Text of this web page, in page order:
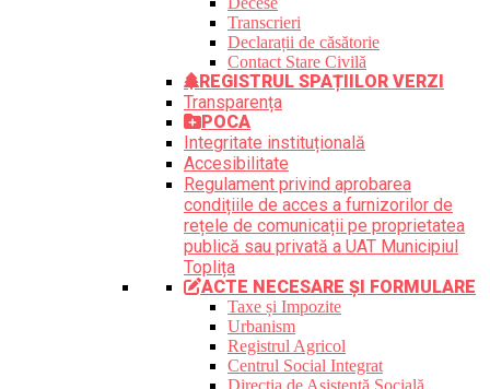
Transcrieri
Declarații de căsătorie
Contact Stare Civilă
REGISTRUL SPAȚIILOR VERZI
Transparența
POCA
Integritate instituțională
Accesibilitate
Regulament privind aprobarea
condițiile de acces a furnizorilor de
rețele de comunicații pe proprietatea
publică sau privată a UAT Municipiul
Toplița
ACTE NECESARE ȘI FORMULARE
Taxe și Impozite
Urbanism
Registrul Agricol
Centrul Social Integrat
Direcția de Asistență Socială